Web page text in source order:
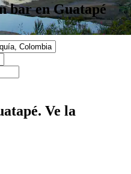
bar en Guatapé
Ve la